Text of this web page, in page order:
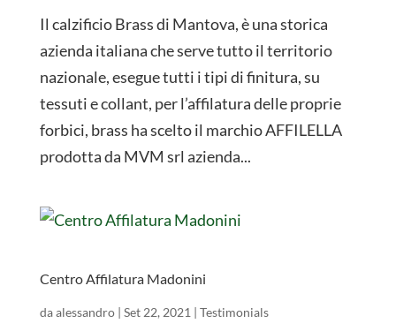
Il calzificio Brass di Mantova, è una storica
azienda italiana che serve tutto il territorio
nazionale, esegue tutti i tipi di finitura, su
tessuti e collant, per l’affilatura delle proprie
forbici, brass ha scelto il marchio AFFILELLA
prodotta da MVM srl azienda...
Centro Affilatura Madonini
daalessandro| Set 22, 2021 | Testimonials